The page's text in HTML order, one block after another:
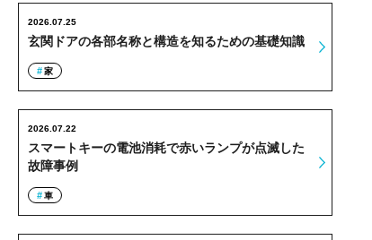
玄関ドアの各部名称と構造を知るための基礎知識
2026.07.25
家
スマートキーの電池消耗で赤いランプが点滅した
故障事例
2026.07.22
車